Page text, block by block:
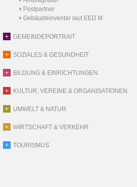
Postpartner
Gebäudeinventar laut EED III
GEMEINDEPORTRAIT
SOZIALES & GESUNDHEIT
BILDUNG & EINRICHTUNGEN
KULTUR, VEREINE & ORGANISATIONEN
UMWELT & NATUR
WIRTSCHAFT & VERKEHR
TOURISMUS